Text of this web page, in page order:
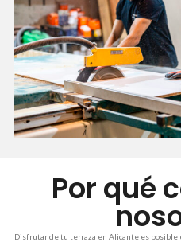
Por qué
Disfrutar de tu terraza en Alicante es posible